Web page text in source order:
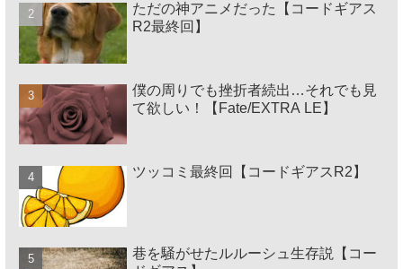
ただの神アニメだった【コードギアス
R2最終回】
僕の周りでも挫折者続出…それでも見
て欲しい！【Fate/EXTRA LE】
ツッコミ最終回【コードギアスR2】
巷を騒がせたルルーシュ生存説【コー